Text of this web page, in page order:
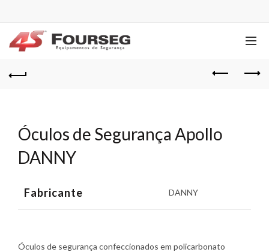
Óculos de Segurança Apollo
DANNY
Fabricante DANNY
Óculos de segurança confeccionados em policarbonato